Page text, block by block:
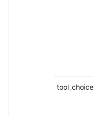
tool_choice